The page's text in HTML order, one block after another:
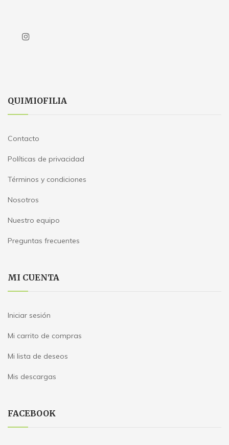
QUIMIOFILIA
Contacto
Políticas de privacidad
Términos y condiciones
Nosotros
Nuestro equipo
Preguntas frecuentes
MI CUENTA
Iniciar sesión
Mi carrito de compras
Mi lista de deseos
Mis descargas
FACEBOOK